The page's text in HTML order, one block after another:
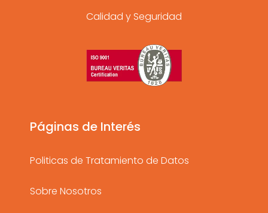
n
s
t
a
g
a
m
a
c
e
b
o
k
o
u
t
b
Calidad y Seguridad
Páginas de Interés
Politicas de Tratamiento de Datos
Sobre Nosotros